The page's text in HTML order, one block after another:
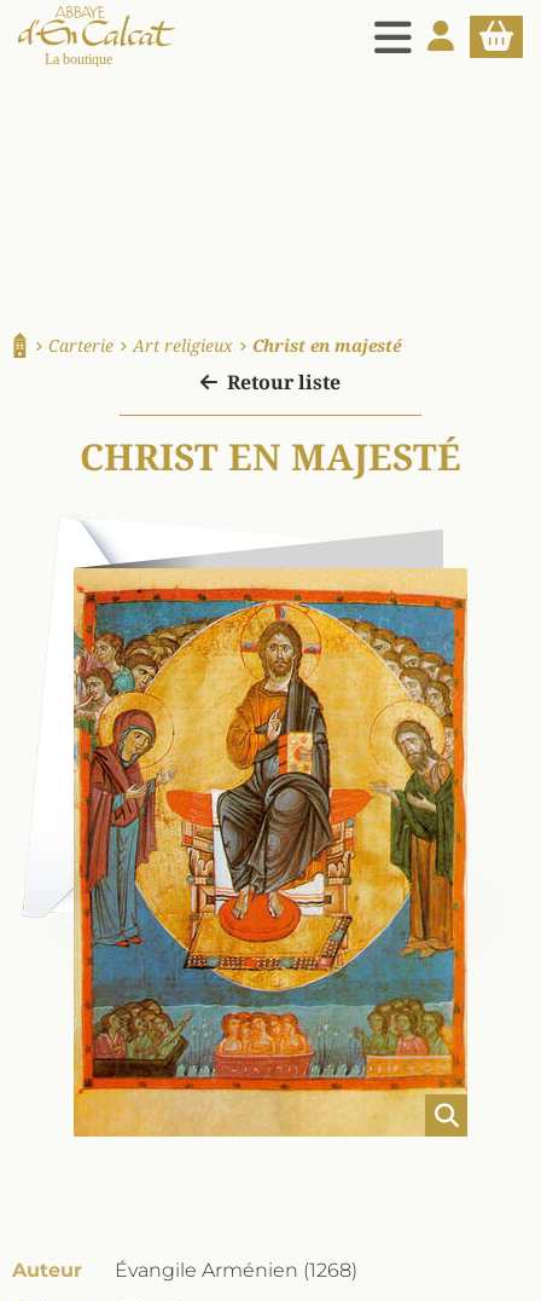
MENU
MON PANIER
Carterie Art religieux Christ en majesté
Retour liste
CHRIST EN MAJESTÉ
Auteur
Évangile Arménien (1268)